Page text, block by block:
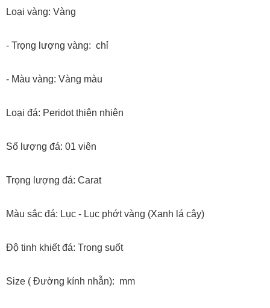
Loại vàng: Vàng
- Trọng lượng vàng: chỉ
- Màu vàng: Vàng màu
Loại đá: Peridot thiên nhiên
Số lượng đá: 01 viên
Trọng lượng đá: Carat
Màu sắc đá: Lục - Lục phớt vàng (Xanh lá cây)
Độ tinh khiết đá: Trong suốt
Size ( Đường kính nhẫn): mm